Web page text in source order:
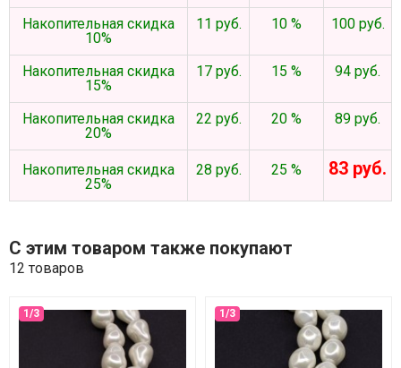
Накопительная скидка
10%
11 руб. 10 % 100 руб.
Накопительная скидка
15%
17 руб. 15 % 94 руб.
Накопительная скидка
20%
22 руб. 20 % 89 руб.
Накопительная скидка
25%
28 руб. 25 % 83 руб.
С этим товаром также покупают
12 товаров